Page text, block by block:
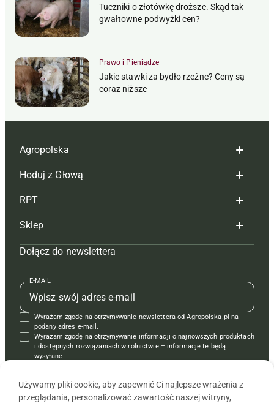
Tuczniki o złotówkę droższe. Skąd tak
gwałtowne podwyżki cen?
Prawo i Pieniądze
Jakie stawki za bydło rzeźne? Ceny są
coraz niższe
Agropolska
Redakcja
Reklama
Tagi
Mapa serwisu
Kontakt
Regulamin
Polityka prywatności
Hoduj z Głową
Hoduj z głową bydło
Hoduj z głową świnie
Prenumerata
Redakcja
Kontakt
Reklama
RPT
Redakcja
Prenumerata
Reklama
Kontakt
Krzyżówki
Sklep
Czasopisma i prenumerata
Książki
Regulamin
Dołącz do newslettera
E-MAIL
Wyrażam zgodę na otrzymywanie newslettera od Agropolska.pl na
podany adres e-mail.
Wyrażam zgodę na otrzymywanie informacji o najnowszych produktach
i dostępnych rozwiązaniach w rolnictwie – informacje te będą
wysyłane
Używamy pliki cookie, aby zapewnić Ci najlepsze wrażenia z
przeglądania, personalizować zawartość naszej witryny,